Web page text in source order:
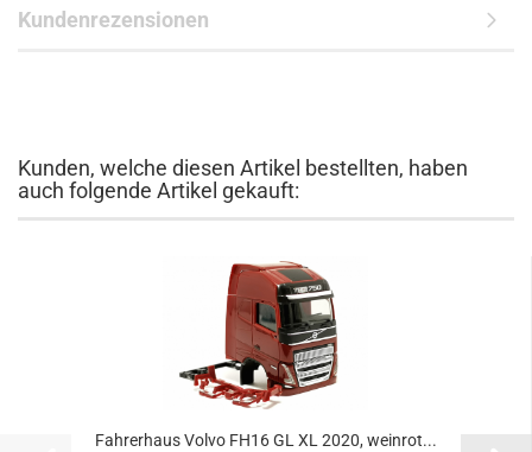
Kundenrezensionen
Kunden, welche diesen Artikel bestellten, haben
auch folgende Artikel gekauft:
Fahrerhaus Volvo FH16 GL XL 2020, weinrot...